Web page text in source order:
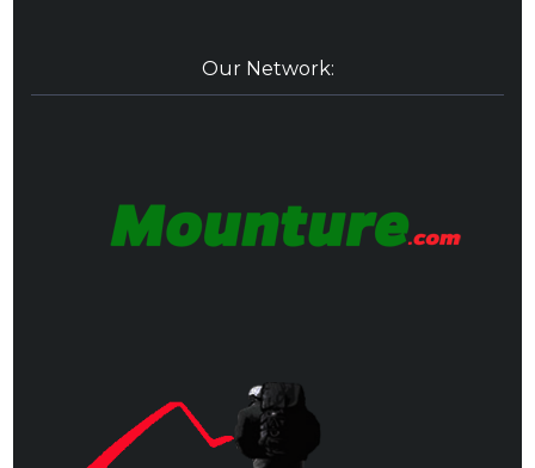
Our Network: